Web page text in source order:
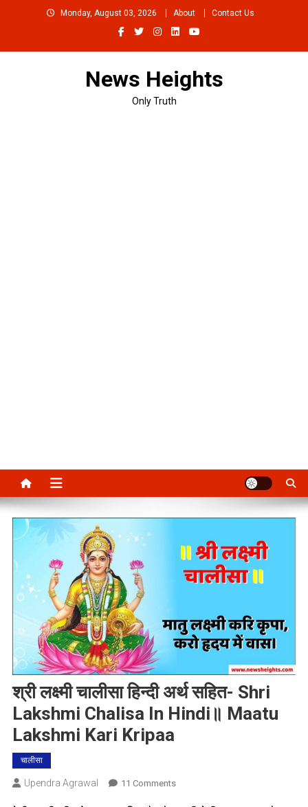
Monday, August 03, 2026 About Contact Us
News Heights
Only Truth
श्री लक्ष्मी चालीसा हिन्दी अर्थ सहित- Shri
Lakshmi Chalisa In Hindi॥ Maatu
Lakshmi Kari Kripaa
चालीसा
Upendra Agrawal 11 CommentsOn